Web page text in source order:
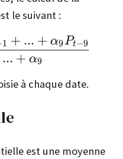
le suivant :
=
... + α9
1 + ... + α9Pt−9
à chaque date.
est une moyenne